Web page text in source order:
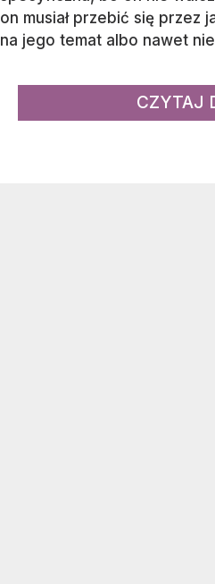
on musiał przebić się przez
na jego temat albo nawet
CZYTAJ